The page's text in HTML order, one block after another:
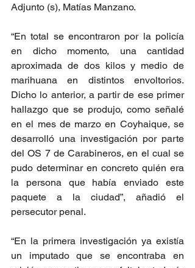
Adjunto (s), Matías Manzano.
“En total se encontraron por la policía
en dicho momento, una cantidad
aproximada de dos kilos y medio de
marihuana en distintos envoltorios.
Dicho lo anterior, a partir de ese primer
hallazgo que se produjo, como señalé
en el mes de marzo en Coyhaique, se
desarrolló una investigación por parte
del OS 7 de Carabineros, en el cual se
pudo determinar en concreto quién era
la persona que había enviado este
paquete a la ciudad”, añadió el
persecutor penal.
“En la primera investigación ya existía
un imputado que se encontraba en